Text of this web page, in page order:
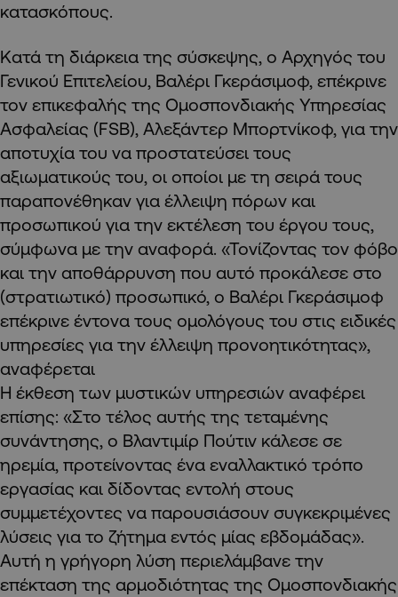
κατασκόπους.
Κατά τη διάρκεια της σύσκεψης, ο Αρχηγός του
Γενικού Επιτελείου, Βαλέρι Γκεράσιμοφ, επέκρινε
τον επικεφαλής της Ομοσπονδιακής Υπηρεσίας
Ασφαλείας (FSB), Αλεξάντερ Μπορτνίκοφ, για την
αποτυχία του να προστατεύσει τους
αξιωματικούς του, οι οποίοι με τη σειρά τους
παραπονέθηκαν για έλλειψη πόρων και
προσωπικού για την εκτέλεση του έργου τους,
σύμφωνα με την αναφορά. «Τονίζοντας τον φόβο
και την αποθάρρυνση που αυτό προκάλεσε στο
(στρατιωτικό) προσωπικό, ο Βαλέρι Γκεράσιμοφ
επέκρινε έντονα τους ομολόγους του στις ειδικές
υπηρεσίες για την έλλειψη προνοητικότητας»,
αναφέρεται
Η έκθεση των μυστικών υπηρεσιών αναφέρει
επίσης: «Στο τέλος αυτής της τεταμένης
συνάντησης, ο Βλαντιμίρ Πούτιν κάλεσε σε
ηρεμία, προτείνοντας ένα εναλλακτικό τρόπο
εργασίας και δίδοντας εντολή στους
συμμετέχοντες να παρουσιάσουν συγκεκριμένες
λύσεις για το ζήτημα εντός μίας εβδομάδας».
Αυτή η γρήγορη λύση περιελάμβανε την
επέκταση της αρμοδιότητας της Ομοσπονδιακής